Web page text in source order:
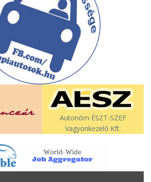
Autonóm ÉSZT-SZEF
Vagyonkezelő Kft.